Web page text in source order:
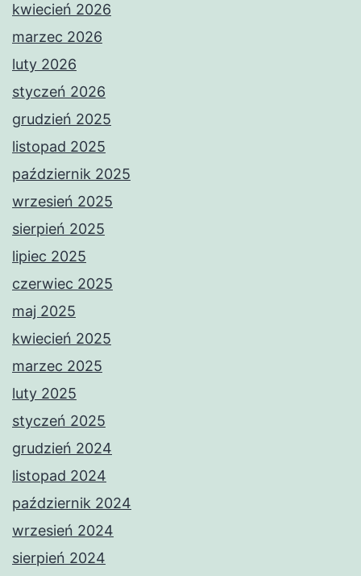
kwiecień 2026
marzec 2026
luty 2026
styczeń 2026
grudzień 2025
listopad 2025
październik 2025
wrzesień 2025
sierpień 2025
lipiec 2025
czerwiec 2025
maj 2025
kwiecień 2025
marzec 2025
luty 2025
styczeń 2025
grudzień 2024
listopad 2024
październik 2024
wrzesień 2024
sierpień 2024